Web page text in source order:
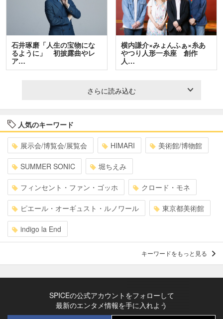
石井琢磨「人生の宝物にな
るように」 初披露曲やレ
ア…
横内謙介×みょんふぁ×糸あ
やつり人形一糸座 創作
人…
さらに読み込む
人気のキーワード
展示会/博覧会/展覧会 HIMARI 美術館/博物館
SUMMER SONIC 堀ちえみ
フィンセント・ファン・ゴッホ クロード・モネ
ピエール・オーギュスト・ルノワール 東京都美術館
indigo la End
キーワードをもっと見る
SPICEの公式アカウントをフォローして
最新のエンタメ情報を手に入れよう